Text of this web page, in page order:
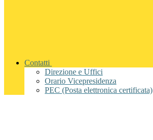
Contatti
Direzione e Uffici
Orario Vicepresidenza
PEC (Posta elettronica certificata)